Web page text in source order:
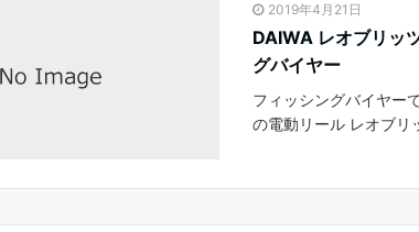
2019年4月21日
DAIWA レオブリッ
グバイヤー
フィッシングバイヤー
の電動リール レオブリ